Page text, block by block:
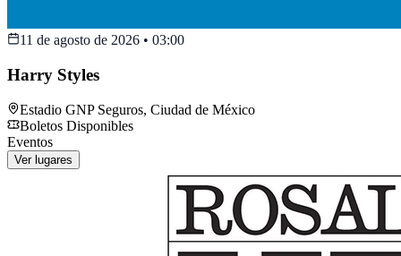
11 de agosto de 2026 • 03:00
Harry Styles
Estadio GNP Seguros, Ciudad de México
Boletos Disponibles
Eventos
Ver lugares